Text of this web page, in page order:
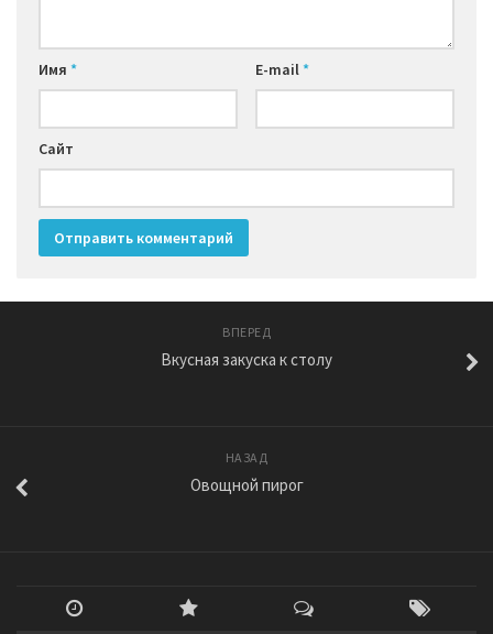
Имя * E-mail*
Сайт
ВПЕРЕД
Вкусная закуска к столу
НАЗАД
Овощной пирог